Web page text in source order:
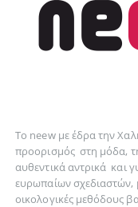
Το neew με έδρα την
προορισμός στη μόδα,
αυθεντικάαντρικά και
ευρωπαίων σχεδιαστών,
οικολογικές μεθόδους